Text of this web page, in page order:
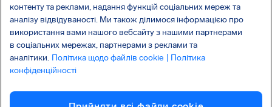
SocialFacebook
SocialTwitter
SocialInstagram
SocialLinkedin
ОТРИМАЙТЕ НАШ БЕЗКОШТОВНИЙ ДОДАТОК
Політика конфіденційності Файли cookie
контенту та реклами, надання функцій соціальних мереж та
аналізу відвідуваності. Ми також ділимося інформацією про
використання вами нашого вебсайту з нашими партнерами
в соціальних мережах, партнерами з реклами та
аналітики. Політика щодо файлів cookie
| Політика
конфіденційності